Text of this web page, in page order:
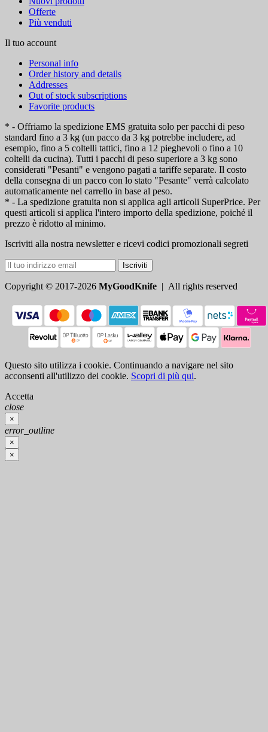
Offerte
Più venduti
Il tuo account
Personal info
Order history and details
Addresses
Out of stock subscriptions
Favorite products
* - Offriamo la spedizione EMS gratuita solo per pacchi di peso
standard fino a 3 kg (un pacco da 3 kg potrebbe includere, ad
esempio, fino a 5 coltelli tattici, fino a 12 pieghevoli o fino a 10
coltelli da cucina). Tutti i pacchi di peso superiore a 3 kg sono
considerati "Pesanti" e vengono pagati a tariffe separate. Il costo
della consegna di un pacco con lo stato "Pesante" verrà calcolato
automaticamente nel carrello in base al peso.
* - La spedizione gratuita non si applica agli articoli SuperPrice. Per
questi articoli si applica l'intero importo della spedizione, poiché il
prezzo è ridotto al minimo.
Iscriviti alla nostra newsletter e ricevi codici promozionali segreti
Iscriviti
Copyright © 2017-2026 MyGoodKnife | All rights reserved
Questo sito utilizza i cookie. Continuando a navigare nel sito
acconsenti all'utilizzo dei cookie. Scopri di più qui.
Accetta
close
×
error_outline
×
×